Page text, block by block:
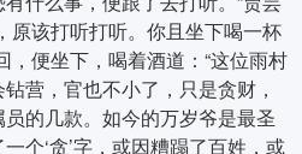
原该打听打听。你且坐下喝一杯
，便坐下，喝着酒道：“这位雨村
营，官也不小了，只是贪财，
的几款。如今的万岁爷是最圣
个‘贪’字，或因糟蹋了百姓，或